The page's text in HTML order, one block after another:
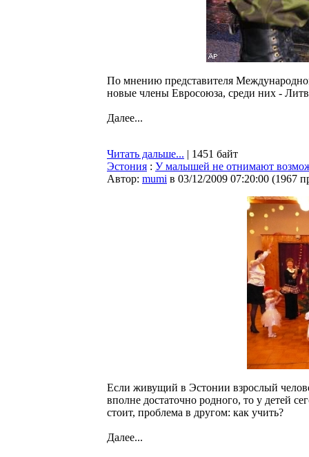
По мнению представителя
новые члены Евросоюза, среди них -
Далее...
Читать дальше... | 1451 байт
Эстония : У малышей не отнимают
Автор: mumi в 03/12/2009 07:20:00 (1967
Если живущий в Эстонии взрослый
вполне достаточно родного, то у детей
стоит, проблема в другом: как учить?
Далее...